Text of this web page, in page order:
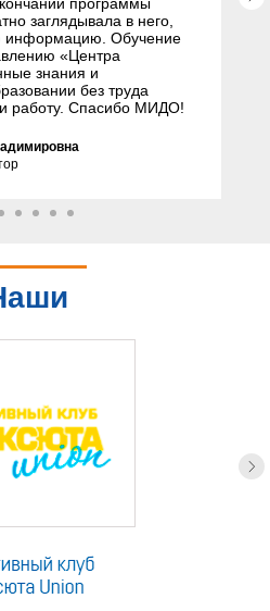
заглядывала в него,
информацию. Обучение
«Центра
знания и
без труда
работу. Спасибо МИДО!